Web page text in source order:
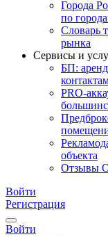
Города
по
Словарь
рынка
Сервисы и
БП:
PRO-
объекта
Отзывы
Войти
Регистрация
Войти